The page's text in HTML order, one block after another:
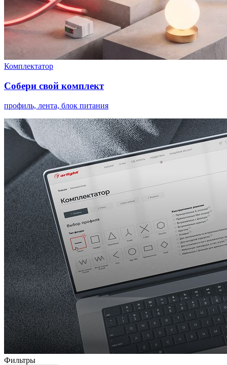
Комплектатор
Собери свой комплект
профиль, лента, блок питания
Фильтры